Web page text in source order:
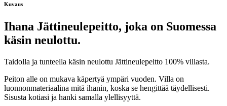
Kuvaus
Ihana Jättineulepeitto, joka on Suomessa
käsin neulottu.
Taidolla ja tunteella käsin neulottu Jättineulepeitto 100% villasta.
Peiton alle on mukava käpertyä ympäri vuoden. Villa on
luonnonmateriaalina mitä ihanin, koska se hengittää täydellisesti.
Sisusta kotiasi ja hanki samalla ylellisyyttä.